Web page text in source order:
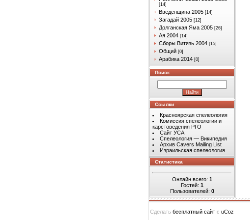
[14]
Введенщина 2005 [14]
Загадай 2005 [12]
Долганская Яма 2005 [26]
Ая 2004 [14]
Сборы Витязь 2004 [15]
Общий [0]
Арабика 2014 [0]
Поиск
Ссылки
Красноярская спелеология
Комиссия спелеологии и
карстоведения РГО
Сайт УСА
Спелеология — Википедия
Архив Cavers Mailing List
Израильская спелеология
Статистика
Онлайн всего: 1
Гостей: 1
Пользователей: 0
Сделать бесплатный сайт с uCoz